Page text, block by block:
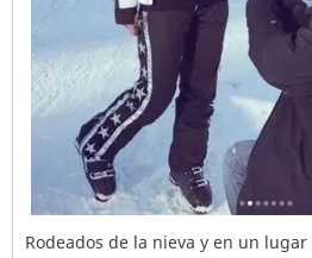
Rodeados de la nieva y en un